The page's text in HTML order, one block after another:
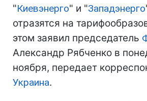
"Киевэнерго" и "Западэнерго
отразятся на
этом заявил председатель
Александр Рябченко в
ноября, передает
Украина.